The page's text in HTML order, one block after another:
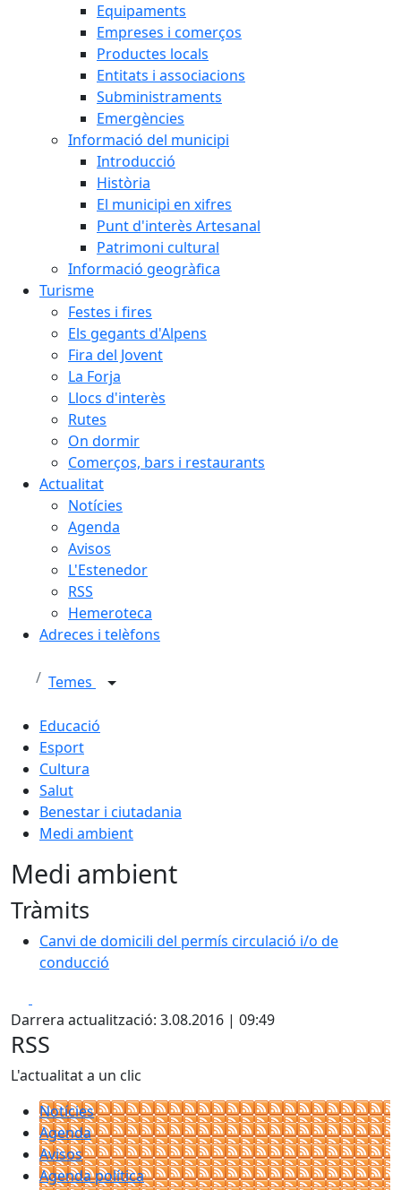
Equipaments
Empreses i comerços
Productes locals
Entitats i associacions
Subministraments
Emergències
Informació del municipi
Introducció
Història
El municipi en xifres
Punt d'interès Artesanal
Patrimoni cultural
Informació geogràfica
Turisme
Festes i fires
Els gegants d'Alpens
Fira del Jovent
La Forja
Llocs d'interès
Rutes
On dormir
Comerços, bars i restaurants
Actualitat
Notícies
Agenda
Avisos
L'Estenedor
RSS
Hemeroteca
Adreces i telèfons
Temes
Educació
Esport
Cultura
Salut
Benestar i ciutadania
Medi ambient
Medi ambient
Tràmits
Canvi de domicili del permís circulació i/o de
conducció
Darrera actualització: 3.08.2016 | 09:49
RSS
L'actualitat a un clic
Notícies
Agenda
Avisos
Agenda política